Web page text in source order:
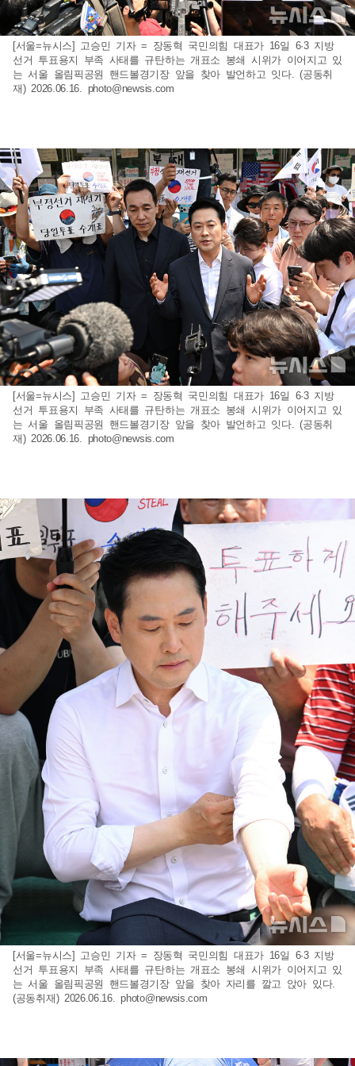
[서울=뉴시스] 고승민 기자 = 장동혁 국민의힘 대표가 16일 6·3 지방
선거 투표용지 부족 사태를 규탄하는 개표소 봉쇄 시위가 이어지고 있
는 서울 올림픽공원 핸드볼경기장 앞을 찾아 발언하고 잇다. (공동취
재) 2026.06.16. photo@newsis.com
[서울=뉴시스] 고승민 기자 = 장동혁 국민의힘 대표가 16일 6·3 지방
선거 투표용지 부족 사태를 규탄하는 개표소 봉쇄 시위가 이어지고 있
는 서울 올림픽공원 핸드볼경기장 앞을 찾아 발언하고 잇다. (공동취
재) 2026.06.16. photo@newsis.com
[서울=뉴시스] 고승민 기자 = 장동혁 국민의힘 대표가 16일 6·3 지방
선거 투표용지 부족 사태를 규탄하는 개표소 봉쇄 시위가 이어지고 있
는 서울 올림픽공원 핸드볼경기장 앞을 찾아 자리를 깔고 앉아 있다.
(공동취재) 2026.06.16.photo@newsis.com